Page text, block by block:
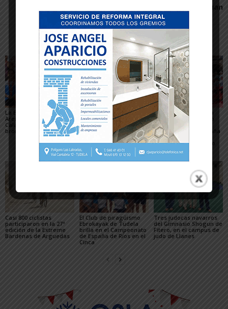
Juan
Artículos relacionados Más del autor
La Escuela del Triatlón
Arenas regresa de
Calahorra con dos
bronces nacionales
César Monasterio será
el entrenador del C.D.
Tudelano: «Queremos
un equipo que ilusione y
vaya a por los partidos»
El SDR Arenas supera
con éxito el gran reto
organizativo del
Campeonato de España
de Triatlón de Edad
Escolar y del XXV Reto
del...
Casi 800 ciclistas
participaron en la 27ª
edición de la Extreme
Bardenas de Arguedas
El Club de piragüismo
Ebrokayak de Tudela
brilla en el Campeonato
de España de Ríos en el
Cinca
Tres judocas navarros
del Gimnasio Shogun de
Fitero, en el campus de
judo de Llanes